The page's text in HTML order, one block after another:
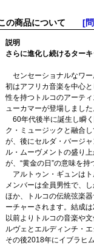
の商品について [
説明
さらに進化し続けるター
センセーショナルなワー
初はアフリカ音楽を中心
性を持つトルコのアーテ
ューカマーが登場しました
60年代後半に誕生し瞬
ク・ミュージックと融合
が、後にセルダ・バージ
ル・ムーヴメントの盛り
が、“黄金の日”の意味を持
アルトゥン・ギュンはト
メンバーは全員男性で、
ほか、トルコの伝統弦楽
ーチャーされます。結成
以前よりトルコの音楽や
ルヴェとエルディンチ・
その後2018年にイブラヒ